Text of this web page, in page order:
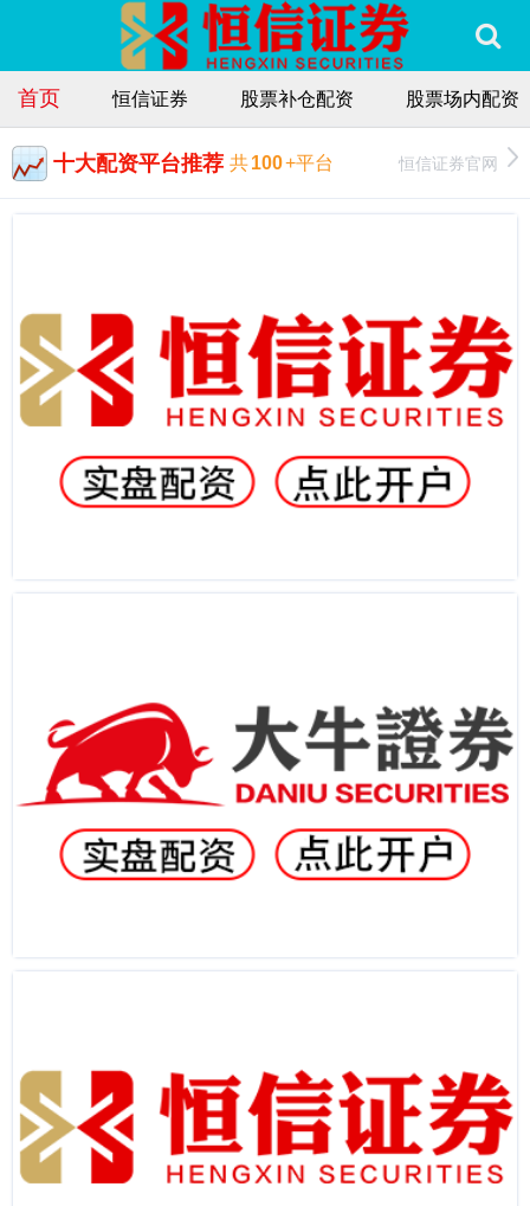
首页 恒信证券 股票补仓配资 股票场内配资
十大配资平台推荐 共100+平台 恒信证券官网